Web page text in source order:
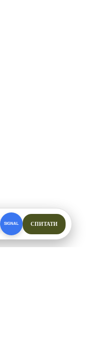
SIGNAL СПИТАТИ